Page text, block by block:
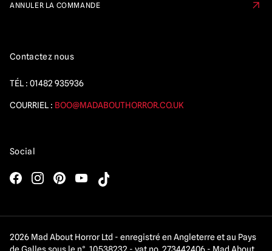
ANNULER LA COMMANDE
Contactez nous
TÉL : 01482 935936
COURRIEL : BOO@MADABOUTHORROR.CO.UK
Social
2026 Mad About Horror Ltd - enregistré en Angleterre et au Pays